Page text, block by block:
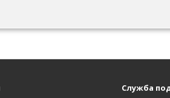
Служба